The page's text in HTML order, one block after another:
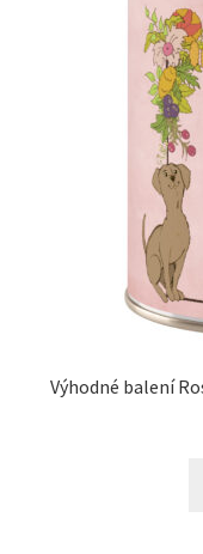
Výhodné balení